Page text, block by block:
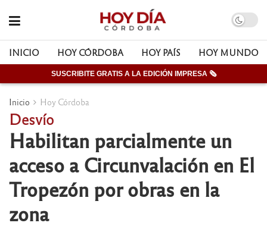
INICIO HOY CÓRDOBA HOY PAÍS HOY MUNDO
SUSCRIBITE GRATIS A LA EDICIÓN IMPRESA 🗞
Inicio Hoy Córdoba
Desvío
Habilitan parcialmente un
acceso a Circunvalación en El
Tropezón por obras en la
zona